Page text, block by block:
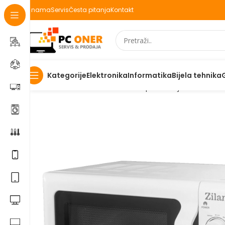
O namaServisČesta pitanjaKontakt
KategorijeElektronikaInformatikaBijela tehnika
Početna